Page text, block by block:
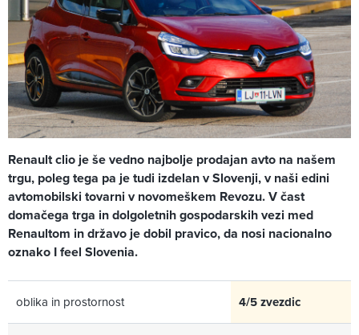
Renault clio je še vedno najbolje prodajan avto na našem
trgu, poleg tega pa je tudi izdelan v Slovenji, v naši edini
avtomobilski tovarni v novomeškem Revozu. V čast
domačega trga in dolgoletnih gospodarskih vezi med
Renaultom in državo je dobil pravico, da nosi nacionalno
oznako I feel Slovenia.
oblika in prostornost 4/5 zvezdic